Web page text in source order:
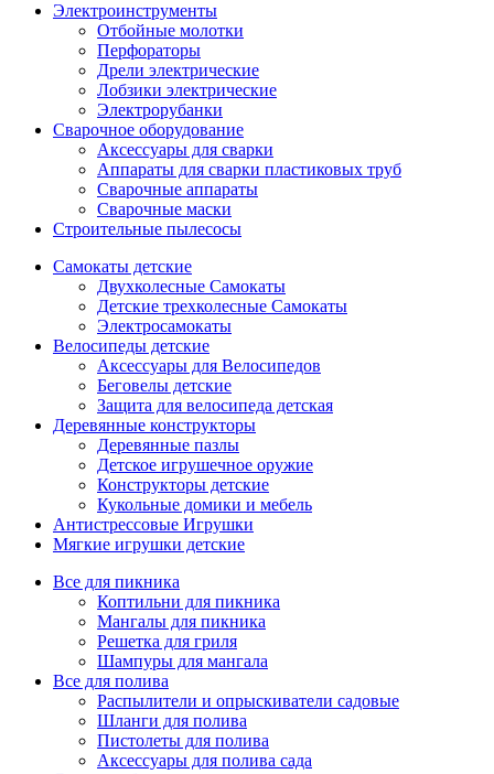
Электроинструменты
Отбойные молотки
Перфораторы
Дрели электрические
Лобзики электрические
Электрорубанки
Сварочное оборудование
Аксессуары для сварки
Аппараты для сварки пластиковых труб
Сварочные аппараты
Сварочные маски
Строительные пылесосы
Самокаты детские
Двухколесные Cамокаты
Детские трехколесные Самокаты
Электросамокаты
Велосипеды детские
Аксессуары для Велосипедов
Беговелы детские
Защита для велосипеда детская
Деревянные конструкторы
Деревянные пазлы
Детское игрушечное оружие
Конструкторы детские
Кукольные домики и мебель
Антистрессовые Игрушки
Мягкие игрушки детские
Все для пикника
Коптильни для пикника
Мангалы для пикника
Решетка для гриля
Шампуры для мангала
Все для полива
Распылители и опрыскиватели садовые
Шланги для полива
Пистолеты для полива
Аксессуары для полива сада